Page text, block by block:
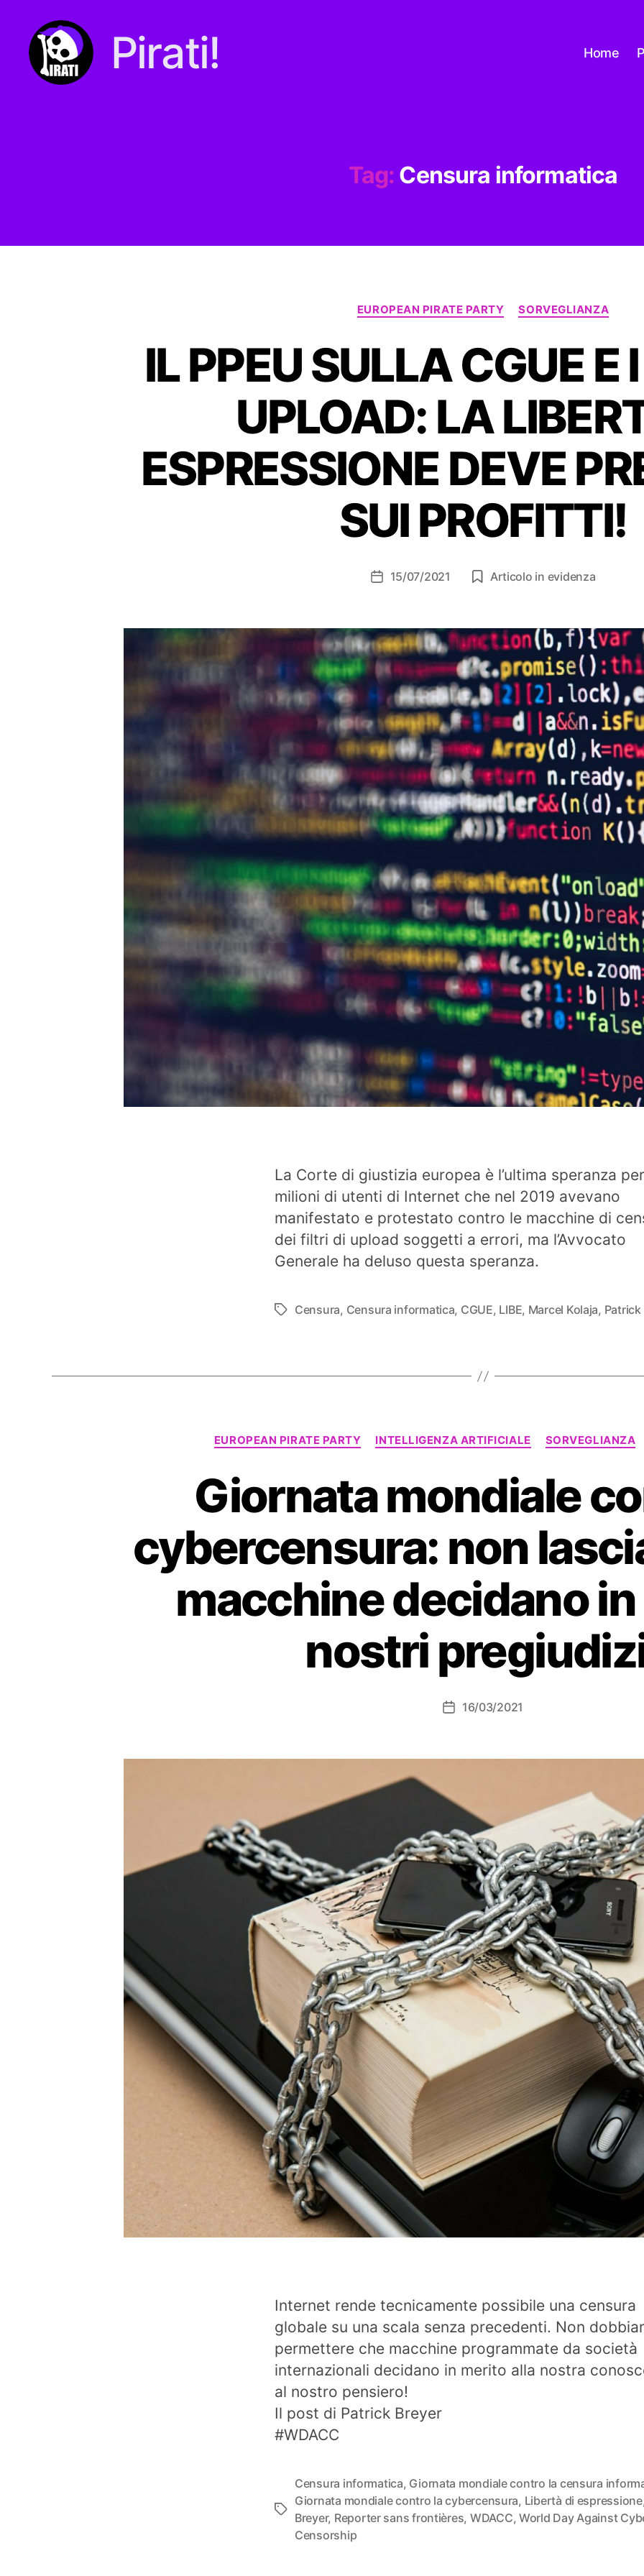
Pirati! Home
Tag: Censura informatica
Categorie
EUROPEAN PIRATE PARTY SORVEGLIANZA
IL PPEU SULLA CGUE E
UPLOAD: LA
ESPRESSIONE DEVE
SUI PROFITTI!
Data15/07/2021 Articolo in evidenza
La Corte di giustizia europea è l’ultima speranza per
milioni di utenti di Internet che nel 2019 avevano
manifestato e protestato contro le macchine di
dei filtri di upload soggetti a errori, ma l’Avvocato
Generale ha deluso questa speranza.
Tag Censura, Censura informatica, CGUE, LIBE, Marcel Kolaja, Patrick
Categorie
EUROPEAN PIRATE PARTY INTELLIGENZA ARTIFICIALE SORVEGLIANZA
Giornata mondiale
cybercensura: non
macchine decidano in
nostri
Data16/03/2021
Internet rende tecnicamente possibile una censura
globale su una scala senza precedenti. Non
permettere che macchine programmate da società
internazionali decidano in merito alla nostra
al nostro pensiero!
Il post di Patrick Breyer
#WDACC
Tag
Censura informatica, Giornata mondiale contro la censura
Giornata mondiale contro la cybercensura, Libertà di espressione
Breyer, Reporter sans frontières, WDACC, World Day Against
Censorship